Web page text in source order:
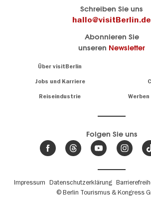
Schreiben Sie uns
hallo@visitBerlin.de
Abonnieren Sie
unseren Newsletter
Über visitBerlin
Jobs und Karriere
Reiseindustrie
sind
für Sie da.
Tickets
Wir haben den
Insidertipps
Trends
Folgen Sie uns
Fußbereichsmenü
Impressum Datenschutzerklärung
© Berlin Tourismus & Kongress